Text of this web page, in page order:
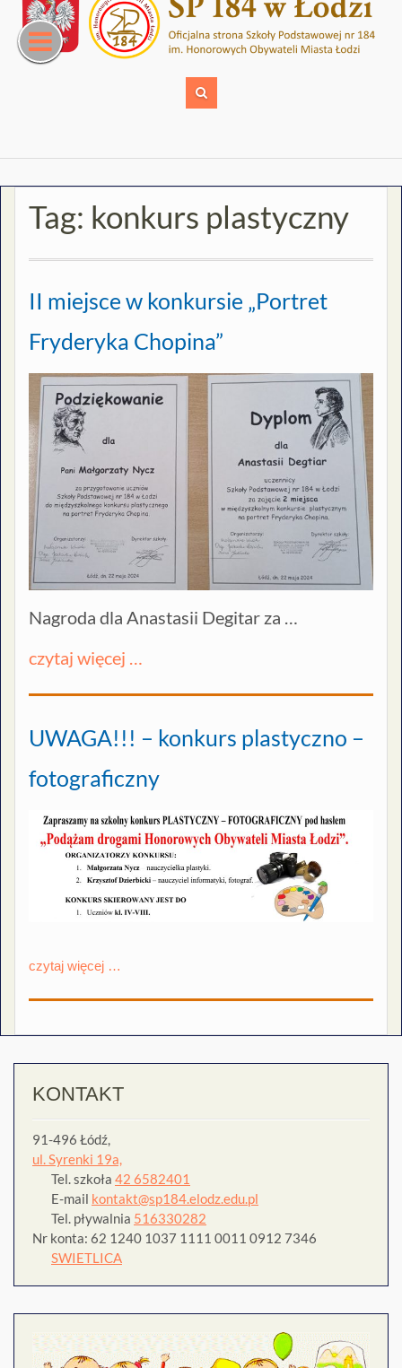
content
Tag: konkurs plastyczny
II miejsce w konkursie „Portret
Fryderyka Chopina”
Nagroda dla Anastasii Degitar za …
czytaj więcej …
UWAGA!!! – konkurs plastyczno –
fotograficzny
czytaj więcej …
KONTAKT
91-496 Łódź,
ul. Syrenki 19a,
Tel. szkoła 42 6582401
E-mail kontakt@sp184.elodz.edu.pl
Tel. pływalnia 516330282
Nr konta: 62 1240 1037 1111 0011 0912 7346
SWIETLICA